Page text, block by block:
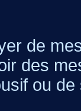
de
des
ou